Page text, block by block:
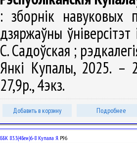
: зборнік навуковых
дзяржаўны
С. Садоўская ;
Янкі Купалы, 2025. –
27,9р., 4экз.
Добавить в корзину Подробнее
ББК 83.3(4Беи)6-8 Купала Я.Р96